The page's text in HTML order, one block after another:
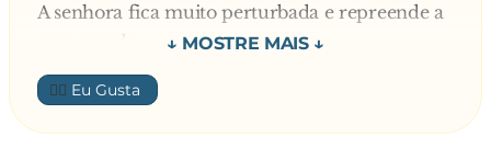
A senhora fica muito perturbada e repreende a
- Isso são modos de dar uma noticia dessas? Se é
uma noticia má, você dá esse tipo de
informação muito devagar e com jeitinho.
👍🏼